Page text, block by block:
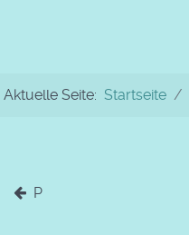
Aktuelle Seite: Startseite
P